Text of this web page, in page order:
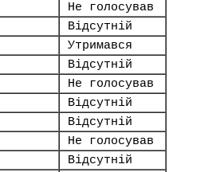
Не голосував
Відсутній
Утримався
Відсутній
Не голосував
Відсутній
Відсутній
Не голосував
Відсутній